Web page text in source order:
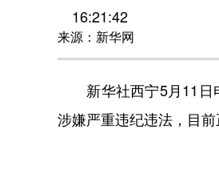
16:21:42
来源：新华网
新华社西宁5月11日电
涉嫌严重违纪违法，目